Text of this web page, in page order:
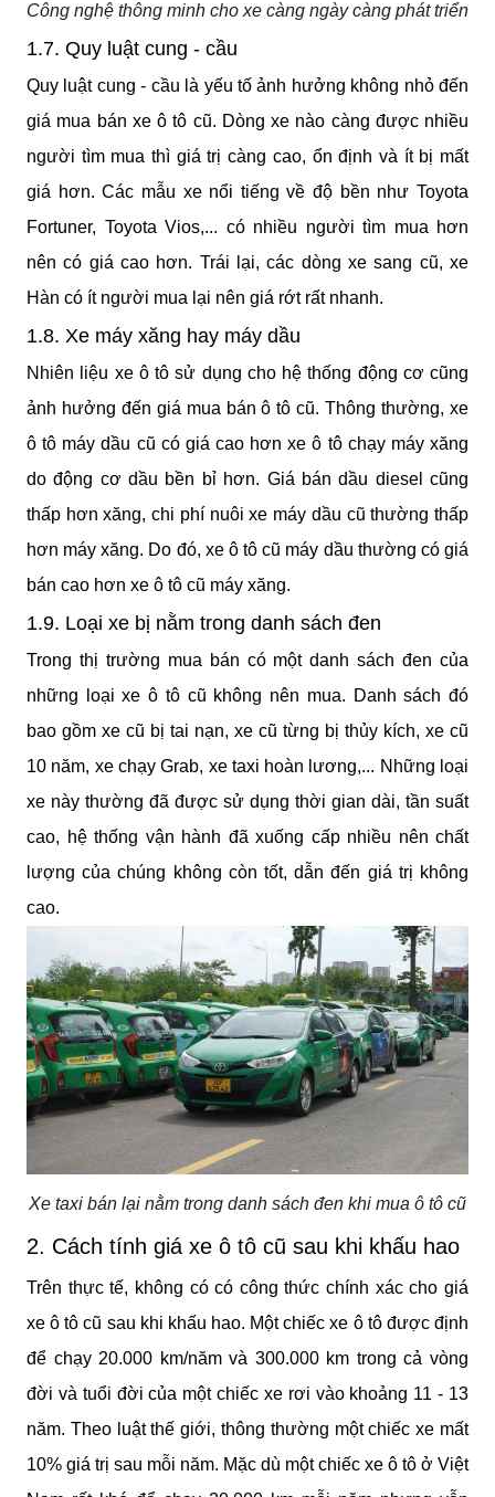
Công nghệ thông minh cho xe càng ngày càng phát triển
1.7. Quy luật cung - cầu
Quy luật cung - cầu là yếu tố ảnh hưởng không nhỏ đến
giá mua bán xe ô tô cũ. Dòng xe nào càng được nhiều
người tìm mua thì giá trị càng cao, ổn định và ít bị mất
giá hơn. Các mẫu xe nổi tiếng về độ bền như Toyota
Fortuner, Toyota Vios,... có nhiều người tìm mua hơn
nên có giá cao hơn. Trái lại, các dòng xe sang cũ, xe
Hàn có ít người mua lại nên giá rớt rất nhanh.
1.8. Xe máy xăng hay máy dầu
Nhiên liệu xe ô tô sử dụng cho hệ thống động cơ cũng
ảnh hưởng đến giá mua bán ô tô cũ. Thông thường, xe
ô tô máy dầu cũ có giá cao hơn xe ô tô chạy máy xăng
do động cơ dầu bền bỉ hơn. Giá bán dầu diesel cũng
thấp hơn xăng, chi phí nuôi xe máy dầu cũ thường thấp
hơn máy xăng. Do đó, xe ô tô cũ máy dầu thường có giá
bán cao hơn xe ô tô cũ máy xăng.
1.9. Loại xe bị nằm trong danh sách đen
Trong thị trường mua bán có một danh sách đen của
những loại xe ô tô cũ không nên mua. Danh sách đó
bao gồm xe cũ bị tai nạn, xe cũ từng bị thủy kích, xe cũ
10 năm, xe chạy Grab, xe taxi hoàn lương,... Những loại
xe này thường đã được sử dụng thời gian dài, tần suất
cao, hệ thống vận hành đã xuống cấp nhiều nên chất
lượng của chúng không còn tốt, dẫn đến giá trị không
cao.
Xe taxi bán lại nằm trong danh sách đen khi mua ô tô cũ
2. Cách tính giá xe ô tô cũ sau khi khấu hao
Trên thực tế, không có có công thức chính xác cho giá
xe ô tô cũ sau khi khấu hao. Một chiếc xe ô tô được định
để chạy 20.000 km/năm và 300.000 km trong cả vòng
đời và tuổi đời của một chiếc xe rơi vào khoảng 11 - 13
năm. Theo luật thế giới, thông thường một chiếc xe mất
10% giá trị sau mỗi năm. Mặc dù một chiếc xe ô tô ở Việt